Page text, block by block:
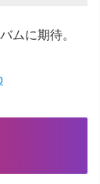
ムに期待。